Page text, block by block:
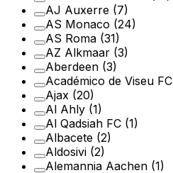
AJ Auxerre (7)
AS Monaco (24)
AS Roma (31)
AZ Alkmaar (3)
Aberdeen (3)
Académico de Viseu FC
Ajax (20)
Al Ahly (1)
Al Qadsiah FC (1)
Albacete (2)
Aldosivi (2)
Alemannia Aachen (1)